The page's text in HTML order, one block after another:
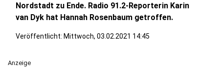
Nordstadt zu Ende. Radio 91.2-Reporterin Karin
van Dyk hat Hannah Rosenbaum getroffen.
Veröffentlicht: Mittwoch, 03.02.2021 14:45
Anzeige